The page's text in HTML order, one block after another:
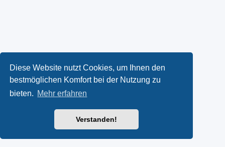
Diese Website nutzt Cookies, um Ihnen den
bestmöglichen Komfort bei der Nutzung zu
bieten. Mehr erfahren
Verstanden!